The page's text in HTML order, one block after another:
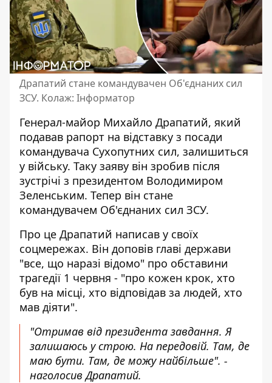
Драпатий стане командувачен Об'єднаних сил
ЗСУ. Колаж: Інформатор
Генерал-майор Михайло Драпатий, який
подавав рапорт на відставку з посади
командувача Сухопутних сил, залишиться
у війську. Таку заяву він зробив після
зустрічі з президентом Володимиром
Зеленським. Тепер він стане
командувачем Об'єднаних сил ЗСУ.
Про це Драпатий написав у своїх
соцмережах. Він доповів главі держави
"все, що наразі відомо" про обставини
трагедії 1 червня - "про кожен крок, хто
був на місці, хто відповідав за людей, хто
мав діяти".
"Отримав від президента завдання. Я
залишаюсь у строю. На передовій. Там, де
маю бути. Там, де можу найбільше". -
наголосив Драпатий.